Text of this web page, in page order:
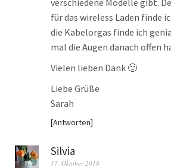
für das wireless Laden finde
die Kabelorgas finde ich
mal die Augen danach offen
Vielen lieben Dank 🙂
Liebe Grüße
Sarah
Antworten
Silvia
17. Oktober 2018